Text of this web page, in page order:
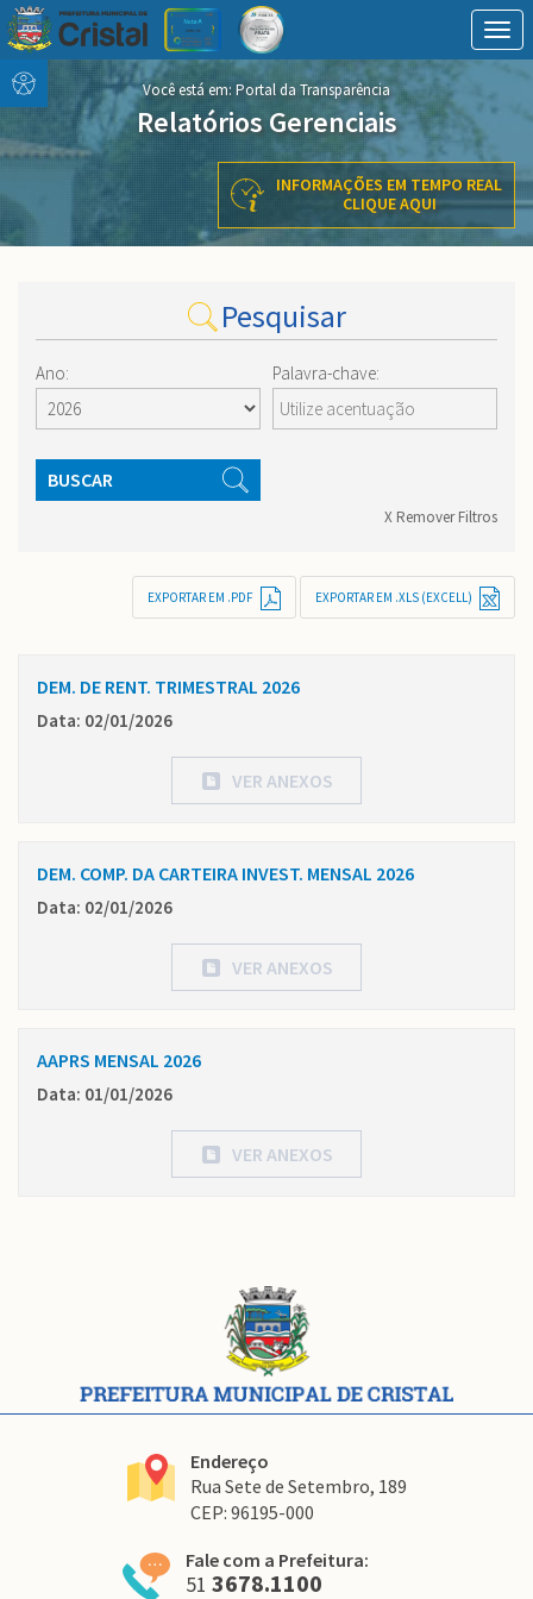
Conteúdo
Menu
conteúdo
do
menu
Você está em:Portal da Transparência
Relatórios Gerenciais
INFORMAÇÕES EM TEMPO REAL
CLIQUE AQUI
Pesquisar
Ano: Palavra-chave:
BUSCAR
X Remover Filtros
EXPORTAR EM .XLS (EXCELL)
EXPORTAR EM .PDF
DEM. DE RENT. TRIMESTRAL 2026
Data: 02/01/2026
VER ANEXOS
DEM. COMP. DA CARTEIRA INVEST. MENSAL 2026
Data: 02/01/2026
VER ANEXOS
AAPRS MENSAL 2026
Data: 01/01/2026
VER ANEXOS
Conteúdo
Rodapé
Endereço
Rua Sete de Setembro, 189
CEP: 96195-000
Fale com a Prefeitura:
51 3678.1100